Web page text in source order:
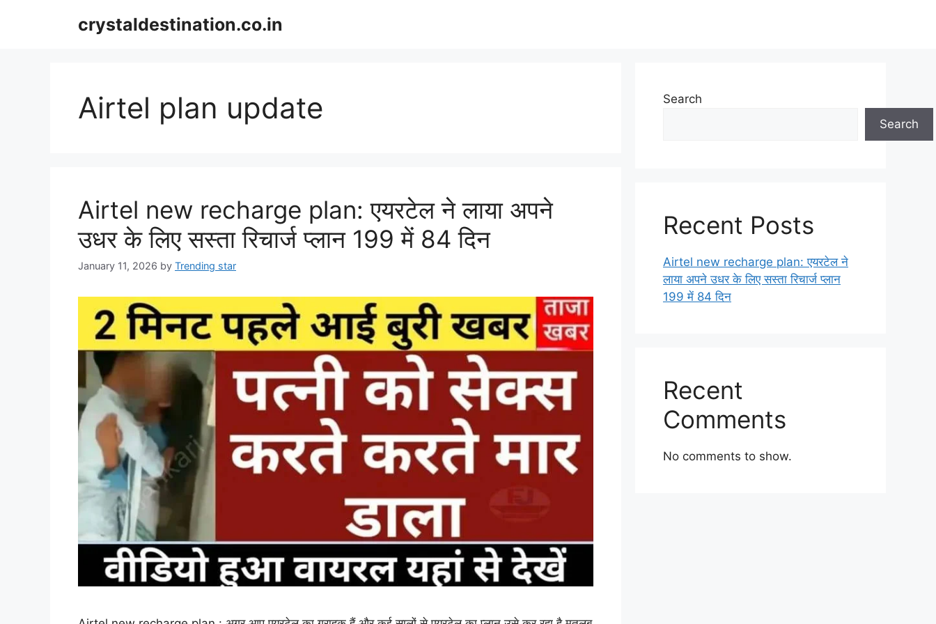
crystaldestination.co.in
Airtel plan update
Airtel new recharge plan: एयरटेल ने लाया अपने
उधर के लिए सस्ता रिचार्ज प्लान 199 में 84 दिन
January 11, 2026 by Trending star
Search
Search
Recent Posts
Airtel new recharge plan: एयरटेल ने
लाया अपने उधर के लिए सस्ता रिचार्ज प्लान
199 में 84 दिन
Recent
Comments
No comments to show.